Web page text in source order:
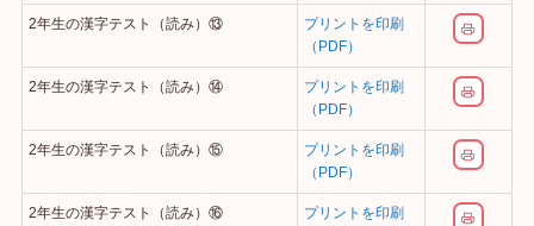
2年生の漢字テスト（読み）⑬
プリントを印刷
（PDF）
2年生の漢字テスト（読み）⑭
プリントを印刷
（PDF）
2年生の漢字テスト（読み）⑮
プリントを印刷
（PDF）
2年生の漢字テスト（読み）⑯
プリントを印刷